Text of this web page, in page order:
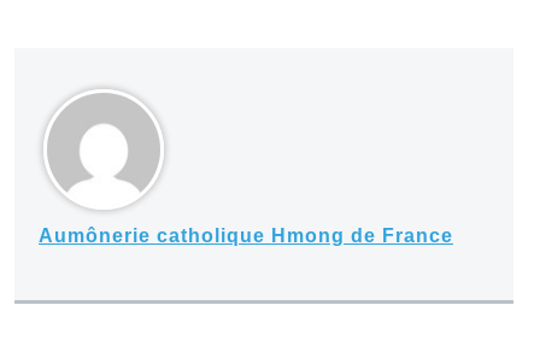
Aumônerie catholique Hmong de France